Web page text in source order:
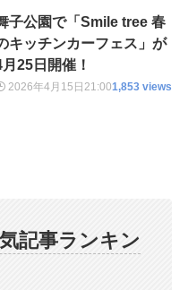
子公園で「Smile tree 春
キッチンカーフェス」が
25日開催！
2026年4月15日21:001,853 views
記事ランキン